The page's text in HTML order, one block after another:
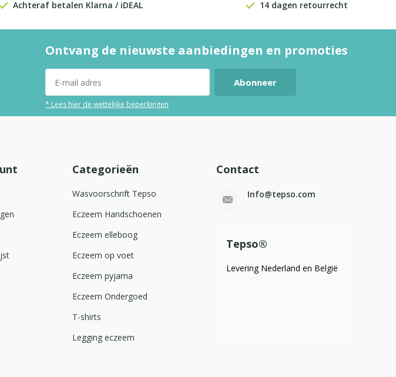
Achteraf betalen Klarna / iDEAL 14 dagen retourrecht
Ontvang de nieuwste aanbiedingen en promoties
Abonneer
* Lees hier de wettelijke beperkingen
Categorieën
Wasvoorschrift Tepso
Eczeem Handschoenen
Eczeem elleboog
Eczeem op voet
Eczeem pyjama
Eczeem Ondergoed
T-shirts
Legging eczeem
Contact
Info@tepso.com
Tepso®
Levering Nederland en België